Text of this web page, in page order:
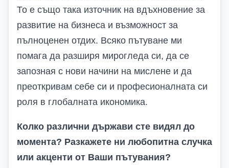
То е също така източник на вдъхновение за
развитие на бизнеса и възможност за
пълноценен отдих. Всяко пътуване ми
помага да разширя мирогледа си, да се
запозная с нови начини на мислене и да
преоткривам себе си и професионалната си
роля в глобалната икономика.
Колко различни държави сте видял до
момента? Разкажете ни любопитна случка
или акценти от Ваши пътувания?